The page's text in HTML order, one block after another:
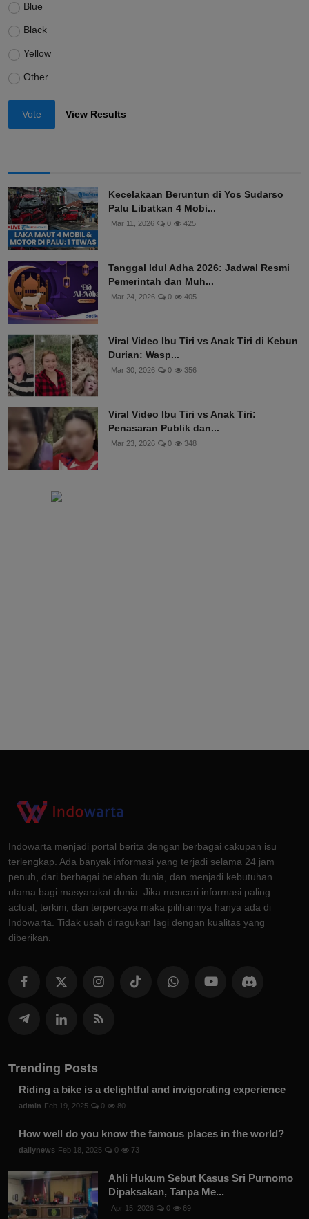
Blue
Black
Yellow
Other
Vote View Results
Kecelakaan Beruntun di Yos Sudarso
Palu Libatkan 4 Mobi...
Mar 11, 2026 0 425
Tanggal Idul Adha 2026: Jadwal Resmi
Pemerintah dan Muh...
Mar 24, 2026 0 405
Viral Video Ibu Tiri vs Anak Tiri di Kebun
Durian: Wasp...
Mar 30, 2026 0 356
Viral Video Ibu Tiri vs Anak Tiri:
Penasaran Publik dan...
Mar 23, 2026 0 348
Indowarta menjadi portal berita dengan berbagai cakupan isu
terlengkap. Ada banyak informasi yang terjadi selama 24 jam
penuh, dari berbagai belahan dunia, dan menjadi kebutuhan
utama bagi masyarakat dunia. Jika mencari informasi paling
actual, terkini, dan terpercaya maka pilihannya hanya ada di
Indowarta. Tidak usah diragukan lagi dengan kualitas yang
diberikan.
Trending Posts
Riding a bike is a delightful and invigorating experience
admin Feb 19, 2025 0 80
How well do you know the famous places in the world?
dailynews Feb 18, 2025 0 73
Ahli Hukum Sebut Kasus Sri Purnomo
Dipaksakan, Tanpa Me...
Apr 15, 2026 0 69